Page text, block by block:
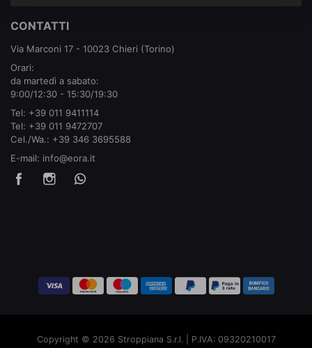
CONTATTI
Via Marconi 17 - 10023 Chieri (Torino)
Orari:
da martedì a sabato:
9:00/12:30 - 15:30/19:30
Tel: +39 011 9411114
Tel: +39 011 9472707
Cel./Wa.: +39 346 3695588
E-mail: info@eora.it
Copyright © 2026 Stroppiana S.r.l. | P.IVA: 09320210017